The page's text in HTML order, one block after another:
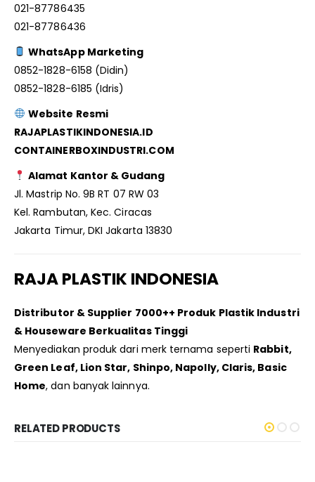
021-87786435
021-87786436
WhatsApp Marketing
0852-1828-6158 (Didin)
0852-1828-6185 (Idris)
Website Resmi
RAJAPLASTIKINDONESIA.ID
CONTAINERBOXINDUSTRI.COM
Alamat Kantor & Gudang
Jl. Mastrip No. 9B RT 07 RW 03
Kel. Rambutan, Kec. Ciracas
Jakarta Timur, DKI Jakarta 13830
RAJA PLASTIK INDONESIA
Distributor & Supplier 7000++ Produk Plastik Industri
& Houseware Berkualitas Tinggi
Menyediakan produk dari merk ternama seperti Rabbit,
Green Leaf, Lion Star, Shinpo, Napolly, Claris, Basic
Home, dan banyak lainnya.
RELATED PRODUCTS